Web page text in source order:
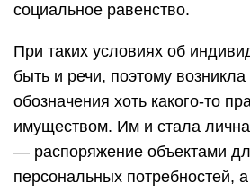
социальное равенство.
При таких условиях об
быть и речи, поэтому
обозначения хоть какого-то
имуществом. Им и стала
— распоряжение объектами
персональных потребностей,